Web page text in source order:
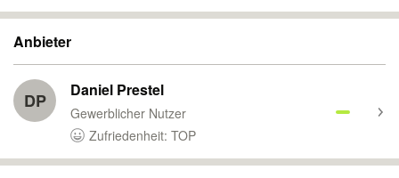
Anbieter
DP Daniel Prestel
Gewerblicher Nutzer
Zufriedenheit: TOP